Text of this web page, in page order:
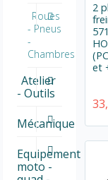
2
et
Roues
- Pneus
-
Chambres
Atelier
- Outils
Mécanique
Equipement
moto -